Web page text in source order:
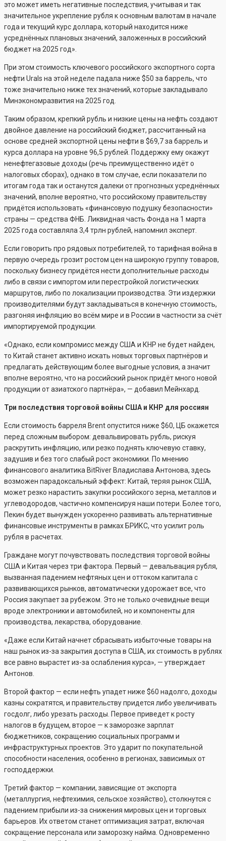
это может иметь негативные последствия, учитывая и так
значительное укрепление рубля к основным валютам в начале
года и текущий курс доллара, который находится ниже
усреднённых плановых значений, заложенных в российский
бюджет на 2025 год».
При этом стоимость ключевого российского экспортного сорта
нефти Urals на этой неделе падала ниже $50 за баррель, что
тоже значительно ниже тех значений, которые закладывало
Минэкономразвития на 2025 год.
Таким образом, крепкий рубль и низкие цены на нефть создают
двойное давление на российский бюджет, рассчитанный на
основе средней экспортной цены нефти в $69,7 за баррель и
курса доллара на уровне 96,5 рублей. Поддержку ему окажут
ненефтегазовые доходы (речь преимущественно идёт о
налоговых сборах), однако в том случае, если показатели по
итогам года так и останутся далеки от прогнозных усреднённых
значений, вполне вероятно, что российскому правительству
придётся использовать «финансовую подушку безопасности»
страны — средства ФНБ. Ликвидная часть Фонда на 1 марта
2025 года составляла 3,4 трлн рублей, напомнил эксперт.
Если говорить про рядовых потребителей, то тарифная война в
первую очередь грозит ростом цен на широкую группу товаров,
поскольку бизнесу придётся нести дополнительные расходы
либо в связи с импортом или перестройкой логистических
маршрутов, либо по локализации производства. Эти издержки
производителями будут закладываться в конечную стоимость,
разгоняя инфляцию во всём мире и в России в частности за счёт
импортируемой продукции.
«Однако, если компромисс между США и КНР не будет найден,
то Китай станет активно искать новых торговых партнёров и
предлагать действующим более выгодные условия, а значит
вполне вероятно, что на российский рынок придёт много новой
продукции от азиатского партнёра», — добавил Мейнхард.
Три последствия торговой войны США и КНР для россиян
Если стоимость барреля Brent опустится ниже $60, ЦБ окажется
перед сложным выбором: девальвировать рубль, рискуя
раскрутить инфляцию, или резко поднять ключевую ставку,
задушив и без того слабый рост экономики. По мнению
финансового аналитика BitRiver Владислава Антонова, здесь
возможен парадоксальный эффект: Китай, теряя рынок США,
может резко нарастить закупки российского зерна, металлов и
углеводородов, частично компенсируя наши потери. Более того,
Пекин будет вынужден ускоренно развивать альтернативные
финансовые инструменты в рамках БРИКС, что усилит роль
рубля в расчетах.
Граждане могут почувствовать последствия торговой войны
США и Китая через три фактора. Первый — девальвация рубля,
вызванная падением нефтяных цен и оттоком капитала с
развивающихся рынков, автоматически удорожает все, что
Россия закупает за рубежом. Это не только очевидные вещи
вроде электроники и автомобилей, но и компоненты для
производства, лекарства, оборудование.
«Даже если Китай начнет сбрасывать избыточные товары на
наш рынок из-за закрытия доступа в США, их стоимость в рублях
все равно вырастет из-за ослабления курса», — утверждает
Антонов.
Второй фактор — если нефть упадет ниже $60 надолго, доходы
казны сократятся, и правительству придется либо увеличивать
госдолг, либо урезать расходы. Первое приведет к росту
налогов в будущем, второе — к заморозке зарплат
бюджетников, сокращению социальных программ и
инфраструктурных проектов. Это ударит по покупательной
способности населения, особенно в регионах, зависимых от
господдержки.
Третий фактор — компании, зависящие от экспорта
(металлургия, нефтехимия, сельское хозяйство), столкнутся с
падением прибыли из-за снижения мировых цен и торговых
барьеров. Их ответом станет оптимизация затрат, включая
сокращение персонала или заморозку найма. Одновременно